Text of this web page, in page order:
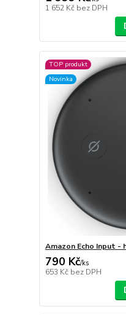
1 652 Kč bez DPH
TOP produkt
Novinka
Amazon Echo Input -
790 Kč/ks
653 Kč bez DPH